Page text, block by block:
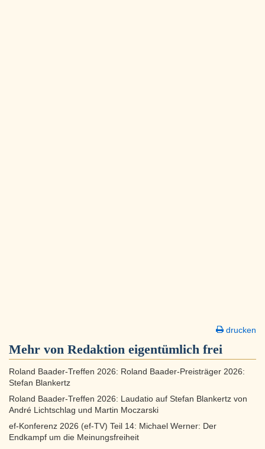
drucken
Mehr von Redaktion eigentümlich frei
Roland Baader-Treffen 2026: Roland Baader-Preisträger 2026:
Stefan Blankertz
Roland Baader-Treffen 2026: Laudatio auf Stefan Blankertz von
André Lichtschlag und Martin Moczarski
ef-Konferenz 2026 (ef-TV) Teil 14: Michael Werner: Der
Endkampf um die Meinungsfreiheit